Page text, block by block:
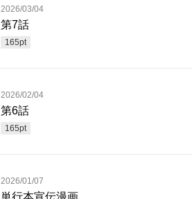
2026/03/04
第7話
165pt
2026/02/04
第6話
165pt
2026/01/07
単行本宣伝漫画